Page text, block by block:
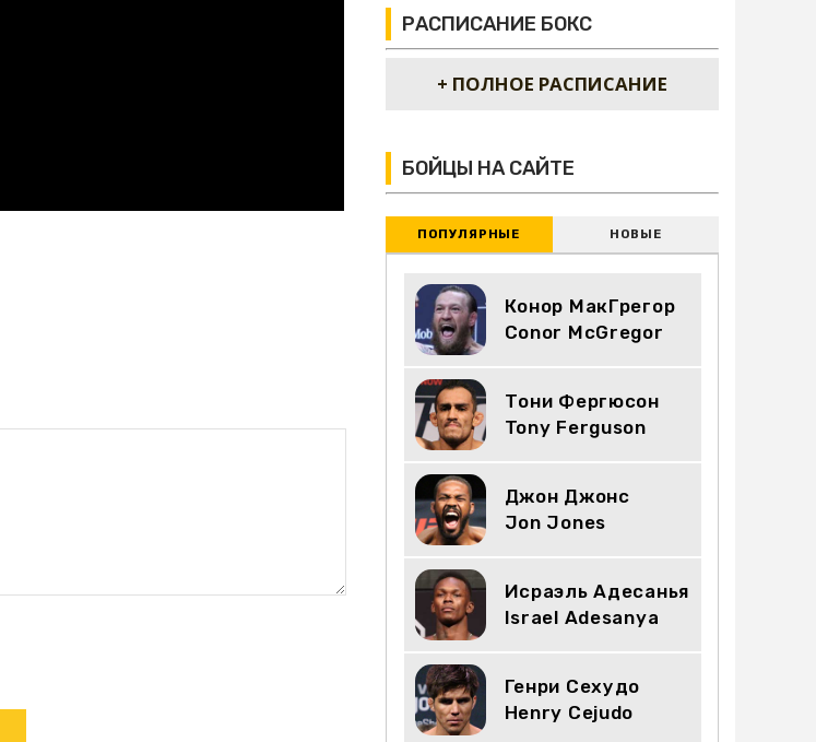
РАСПИСАНИЕ БОКС
+ ПОЛНОЕ РАСПИСАНИЕ
БОЙЦЫ НА САЙТЕ
ПОПУЛЯРНЫЕ НОВЫЕ
Конор МакГрегор
Conor McGregor
Тони Фергюсон
Tony Ferguson
Джон Джонс
Jon Jones
Исраэль Адесанья
Israel Adesanya
Генри Сехудо
Henry Cejudo